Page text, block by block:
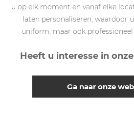
u op elk moment en vanaf elke
laten personaliseren, waardoor
uniform, maar ook
Heeft u interesse in
Ga naar onze